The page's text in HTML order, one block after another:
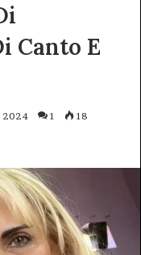
Canto E
2024 1 18